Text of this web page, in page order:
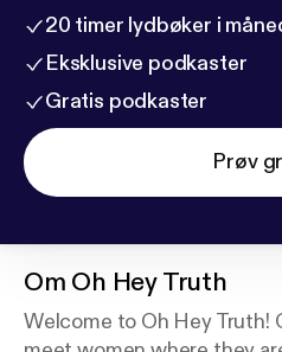
20 timer lydbøker i
Eksklusive podkaster
Gratis podkaster
Prøv
Om Oh Hey Truth
Welcome to Oh Hey Truth!